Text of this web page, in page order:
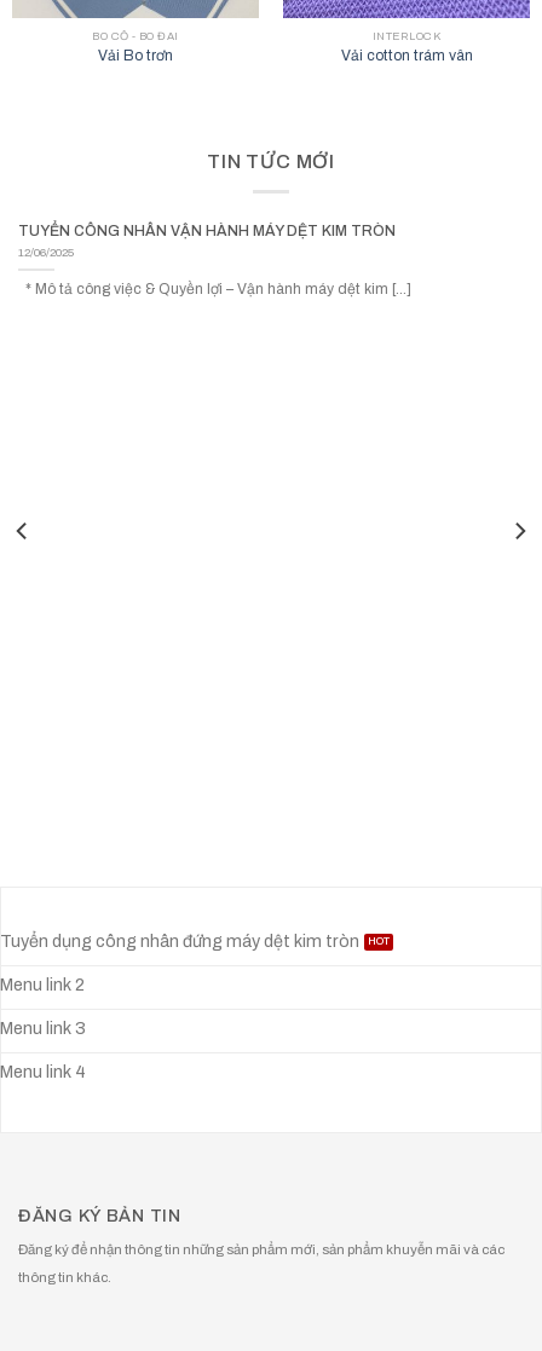
BO CỔ - BO ĐAI
Vải Bo trơn
INTERLOCK
Vải cotton trám vân
TIN TỨC MỚI
TUYỂN CÔNG NHÂN VẬN HÀNH MÁY DỆT KIM TRÒN
12/06/2025
* Mô tả công việc & Quyền lợi – Vận hành máy dệt kim [...]
Tuyển dụng công nhân đứng máy dệt kim tròn
Menu link 2
Menu link 3
Menu link 4
ĐĂNG KÝ BẢN TIN
Đăng ký để nhận thông tin những sản phẩm mới, sản phẩm khuyễn mãi và các
thông tin khác.